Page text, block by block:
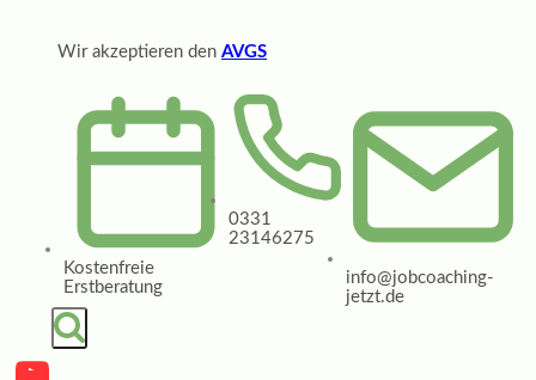
Wir akzeptieren den AVGS
Kostenfreie
Erstberatung
0331
23146275
info@jobcoaching-
jetzt.de